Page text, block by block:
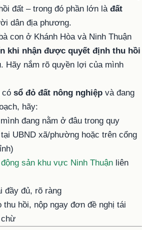
đất – trong đó phần lớn là đất
dân địa phương.
con ở Khánh Hòa và Ninh Thuận
khi nhận được quyết định thu hồi
. Hãy nắm rõ quyền lợi của mình
có sổ đỏ đất nông nghiệp và đang
hãy:
đang nằm ở đâu trong quy
UBND xã/phường hoặc trên cổng
sản khu vực Ninh Thuận liên
đầy đủ, rõ ràng
thu hồi, nộp ngay đơn đề nghị tái